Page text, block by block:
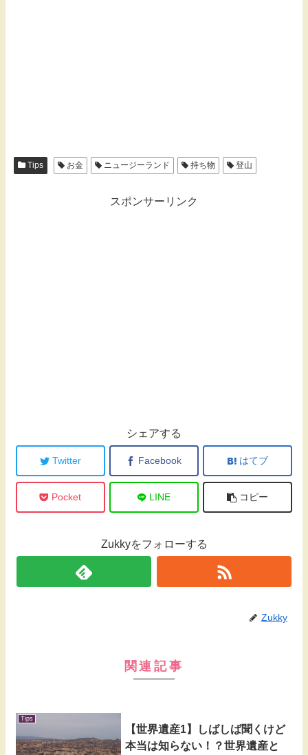
Tips お金 ニュージーランド 持ち物 登山
スポンサーリンク
シェアする
Twitter Facebook はてブ
Pocket LINE コピー
Zukkyをフォローする
Zukky
関連記事
Tips
【世界遺産1】しばしば聞くけど
本当は知らない！？世界遺産と